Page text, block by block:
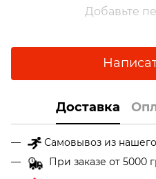
Добавьте
Доставка
Самовывоз из
При заказе от 5000